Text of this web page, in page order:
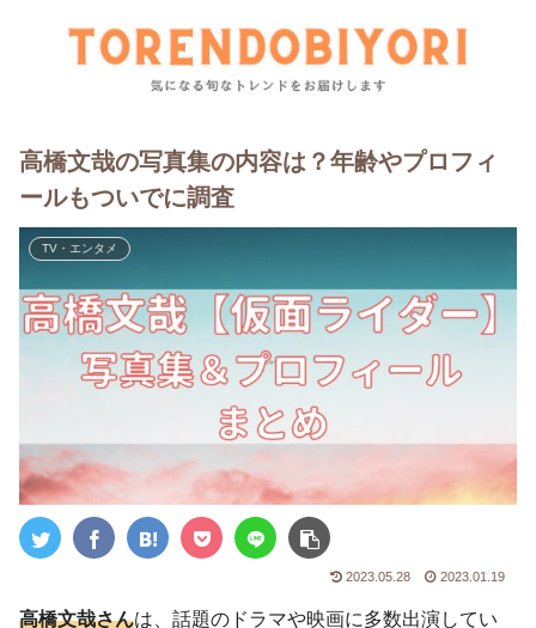
高橋文哉の写真集の内容は？年齢やプロフィ
ールもついでに調査
TV・エンタメ
2023.05.28 2023.01.19
高橋文哉さんは、話題のドラマや映画に多数出演してい